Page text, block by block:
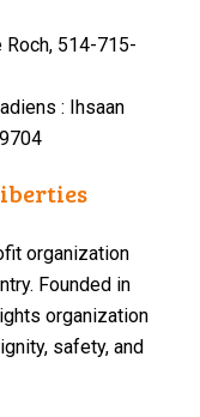
514-715-
: Ihsaan
organization
Founded in
organization
safety, and